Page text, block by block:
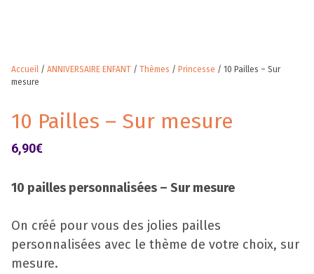
Accueil / ANNIVERSAIRE ENFANT / Thèmes / Princesse / 10 Pailles – Sur
mesure
10 Pailles – Sur mesure
6,90€
10 pailles personnalisées – Sur mesure
On créé pour vous des jolies pailles
personnalisées avec le thème de votre choix, sur
mesure.